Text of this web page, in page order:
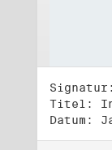
Signatur:
Datum: